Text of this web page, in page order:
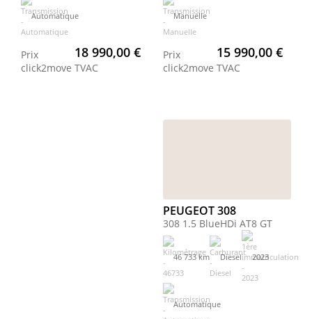
Automatique
Prix
click2move
18 990,00 €
TVAC
Manuelle
Prix
click2move
15 990,00 €
TVAC
PEUGEOT 308
308 1.5 BlueHDi AT8 GT
46 733 km Diesel 2023
Automatique